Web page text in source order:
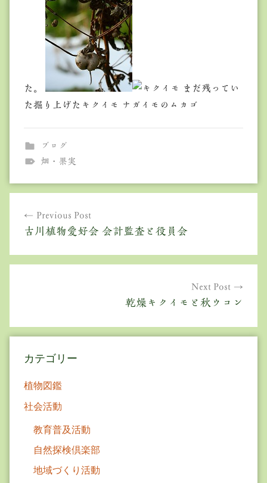
た。
まだ残ってい
た掘り上げたキクイモ ナガイモのムカゴ
ブログ
畑・果実
ビ
シ
Previous Post
古川植物愛好会 会計監査と役員会
Next Post
乾燥キクイモと秋ウコン
カテゴリー
植物図鑑
社会活動
教育普及活動
自然探検倶楽部
地域づくり活動